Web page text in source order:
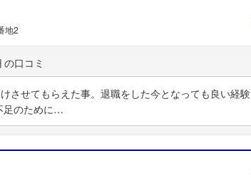
こちらの企業もフォローしませんか？
地2
させてもらえた事。退職をした今となっても良い経験
足のために…